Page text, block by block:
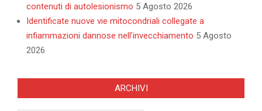
contenuti di autolesionismo 5 Agosto 2026
Identificate nuove vie mitocondriali collegate a
infiammazioni dannose nell’invecchiamento 5 Agosto
2026
ARCHIVI